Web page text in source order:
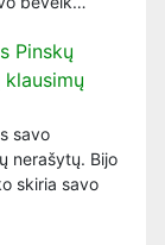
Pinskų
savo
nerašytų. Bijo
skiria savo